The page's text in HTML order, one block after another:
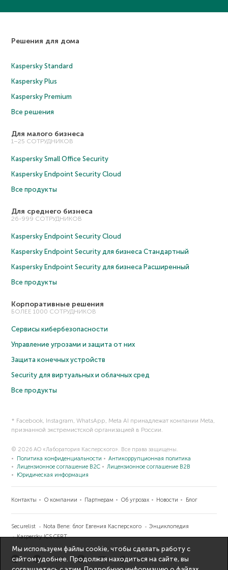
Решения для дома
Kaspersky Standard
Kaspersky Plus
Kaspersky Premium
Все решения
Для малого бизнеса
1–25 СОТРУДНИКОВ
Kaspersky Small Office Security
Kaspersky Endpoint Security Cloud
Все продукты
Для среднего бизнеса
26-999 СОТРУДНИКОВ
Kaspersky Endpoint Security Cloud
Kaspersky Endpoint Security для бизнеса Cтандартный
Kaspersky Endpoint Security для бизнеса Расширенный
Все продукты
Корпоративные решения
БОЛЕЕ 1000 СОТРУДНИКОВ
Сервисы кибербезопасности
Управление угрозами и защита от них
Защита конечных устройств
Security для виртуальных и облачных сред
Все продукты
* Facebook, Instagram, WhatsApp, Meta AI принадлежат компании Meta,
признанной экстремистской организацией в России.
© 2026 АО «Лаборатория Касперского». Все права защищены.
Политика конфиденциальности
Антикоррупционная политика
Лицензионное соглашение B2C
Лицензионное соглашение B2B
Юридическая информация
Контакты О компании Партнерам Об угрозах Новости Блог
Securelist Nota Bene: блог Евгения Касперского
Энциклопедия
Kaspersky ICS CERT
Мы используем файлы cookie, чтобы сделать работу с
сайтом удобнее. Продолжая находиться на сайте, вы